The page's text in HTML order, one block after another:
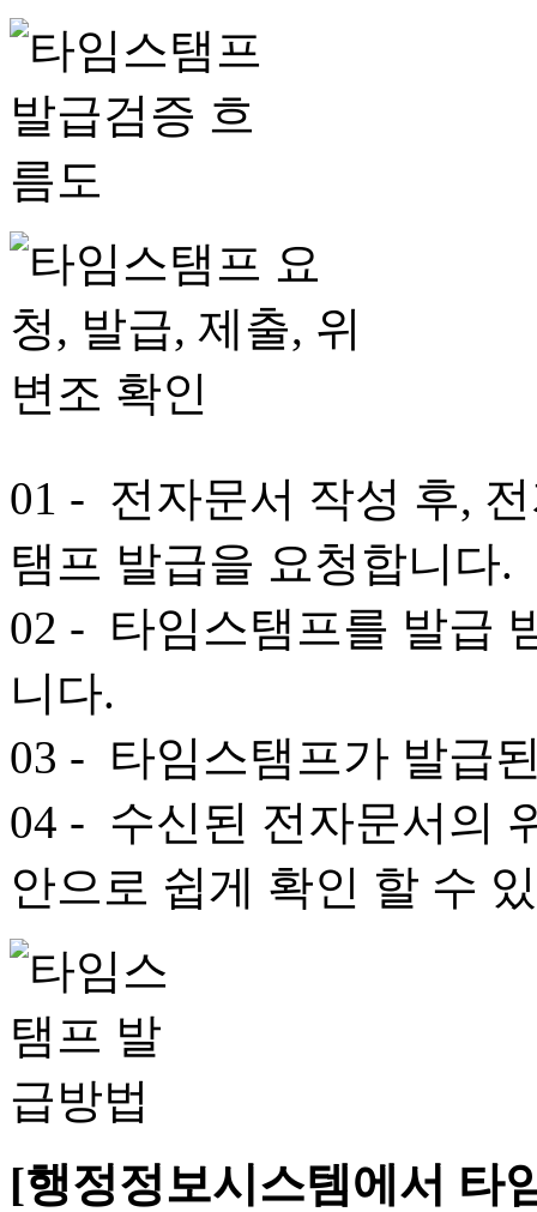
01 - 전자문서 작성 후,
탬프 발급을 요청합니다.
02 - 타임스탬프를 발급
니다.
03 - 타임스탬프가 발급
04 - 수신된 전자문서의
안으로 쉽게 확인 할 수
[행정정보시스템에서 타